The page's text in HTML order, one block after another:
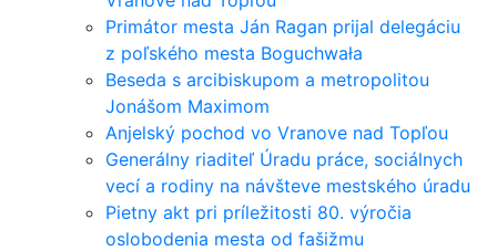
Primátor mesta Ján Ragan prijal delegáciu
z poľského mesta Boguchwała
Beseda s arcibiskupom a metropolitou
Jonášom Maximom
Anjelský pochod vo Vranove nad Topľou
Generálny riaditeľ Úradu práce, sociálnych
vecí a rodiny na návšteve mestského úradu
Pietny akt pri príležitosti 80. výročia
oslobodenia mesta od fašižmu